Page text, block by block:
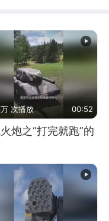
次播放 00:52
炮之“打完就跑”的